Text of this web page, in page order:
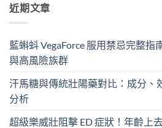
近期文章
藍蝌蚪 VegaForce 服用禁忌完整指
與高風險族群
汗馬糖與傳統壯陽藥對比：成分、
分析
超級樂威壯阻擊 ED 症狀！年齡上